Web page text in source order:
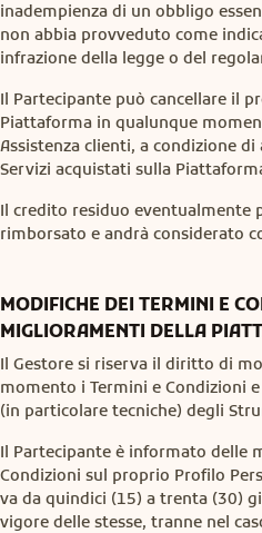
inadempienza di un obbligo
non abbia provveduto come
infrazione della legge o del
Il Partecipante può cancellare il
Piattaforma in qualunque
Assistenza clienti, a condizione
Servizi acquistati sulla
Il credito residuo eventualmente
rimborsato e andrà considerato
MODIFICHE DEI TERMINI E
MIGLIORAMENTI DELLA
Il Gestore si riserva il diritto di
momento i Termini e Condizioni
(in particolare tecniche) degli
Il Partecipante è informato delle
Condizioni sul proprio Profilo
va da quindici (15) a trenta (30)
vigore delle stesse, tranne nel